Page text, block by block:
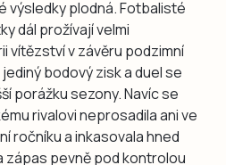
výsledky plodná. Fotbalisté
dál prožívají velmi
vítězství v závěru podzimní
bodový zisk a duel se
porážku sezony. Navíc se
rivalovi neprosadila ani ve
ročníku a inkasovala hned
zápas pevně pod kontrolou